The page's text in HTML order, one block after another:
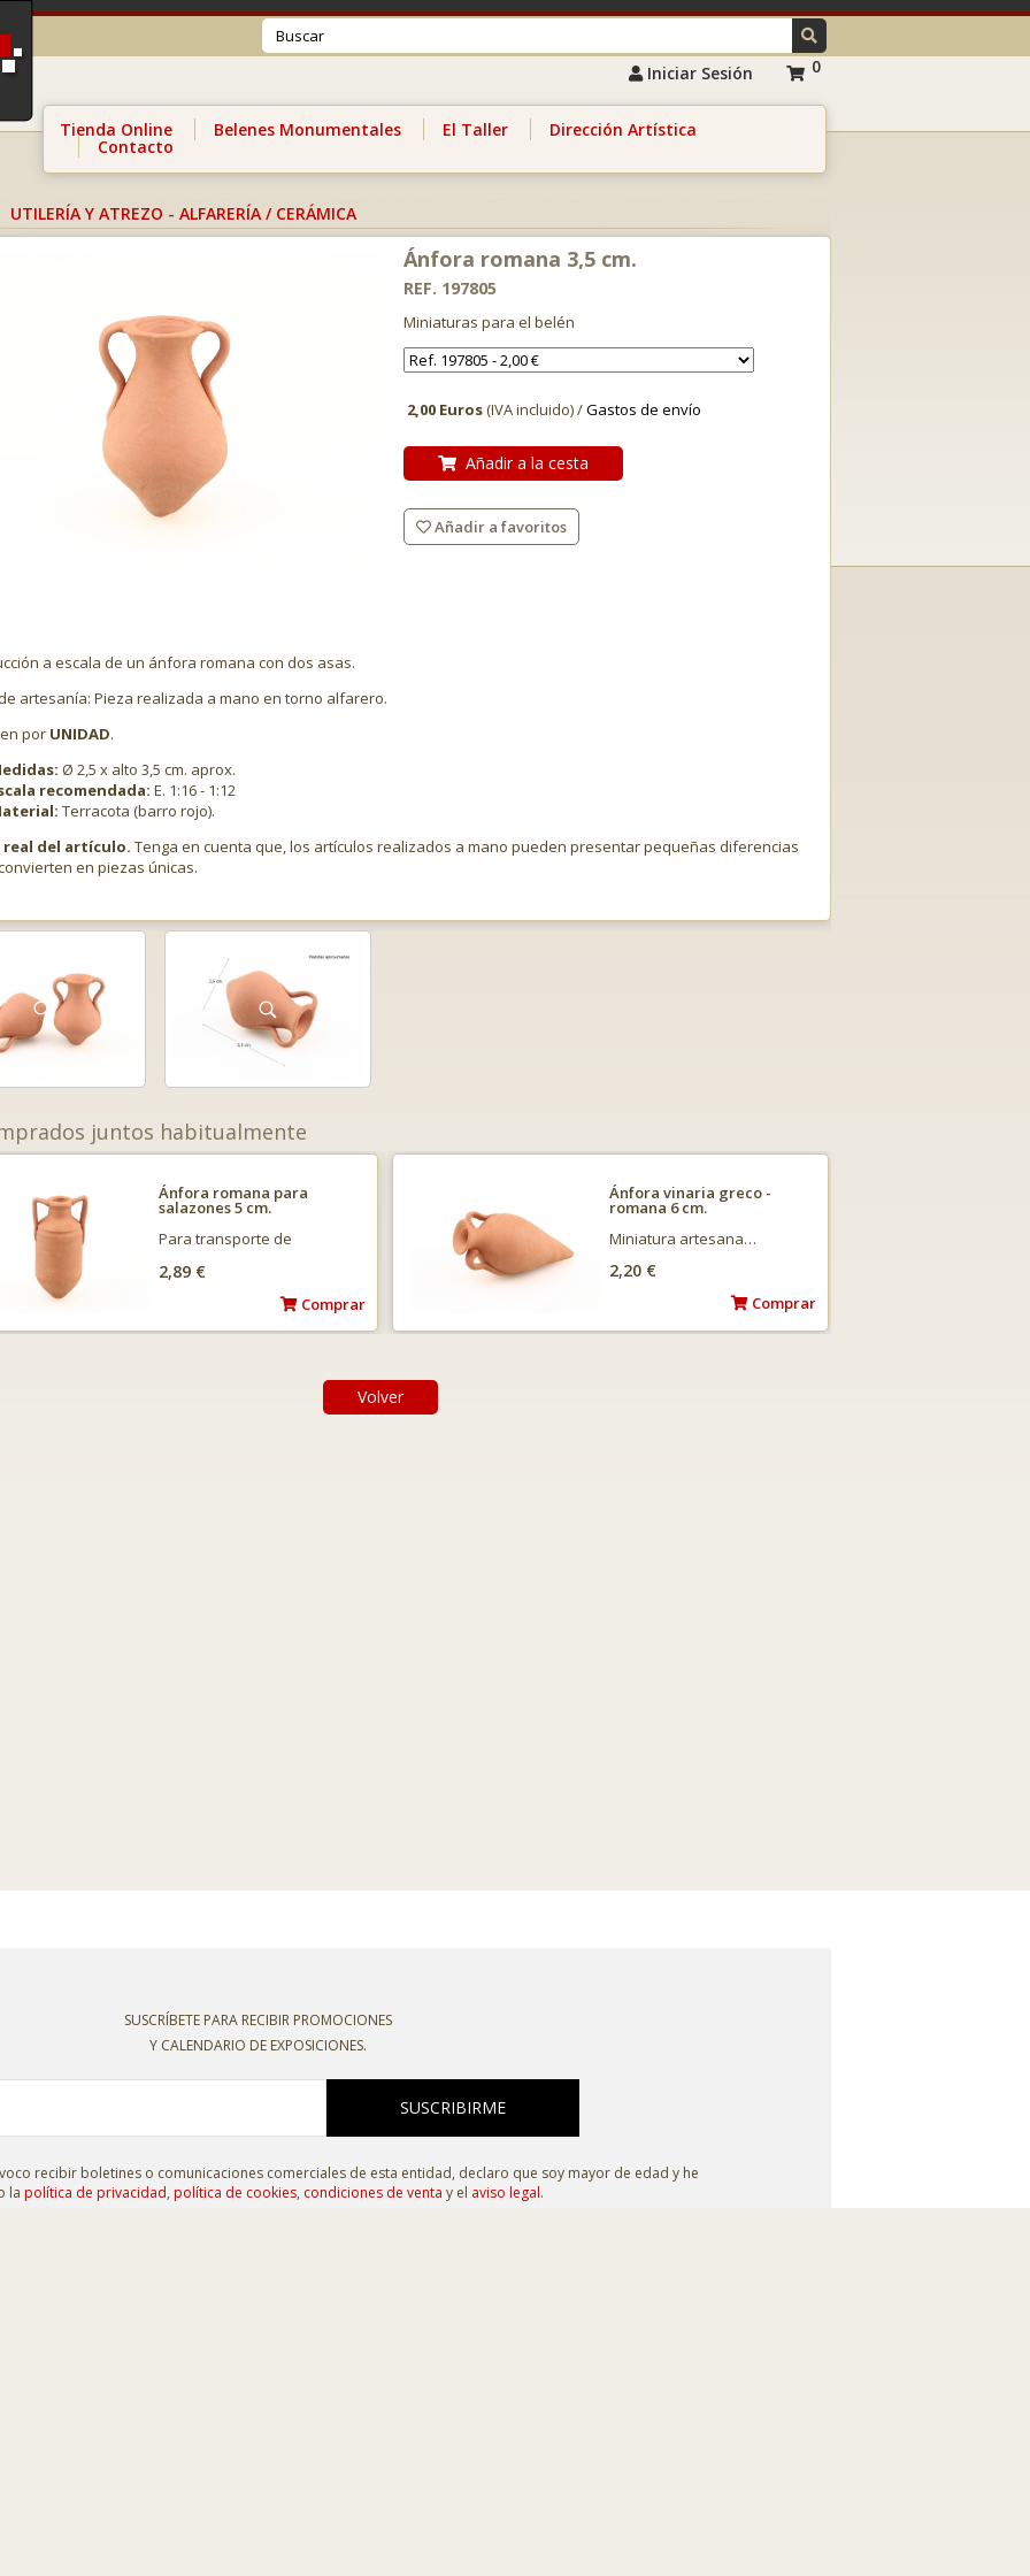
Iniciar Sesión 0
Tienda Online Belenes Monumentales El Taller Dirección Artística
Contacto
UTILERÍA Y ATREZO - ALFARERÍA / CERÁMICA
Ánfora romana 3,5 cm.
REF. 197805
Miniaturas para el belén
2,00 Euros(IVA incluido) /Gastos de envío
Añadir a la cesta
Añadir a favoritos
a escala de un ánfora romana con dos asas.
artesanía: Pieza realizada a mano en torno alfarero.
por UNIDAD.
Ø 2,5 x alto 3,5 cm. aprox.
recomendada: E. 1:16 - 1:12
Terracota (barro rojo).
real del artículo. Tenga en cuenta que, los artículos realizados a mano pueden presentar pequeñas diferencias
en piezas únicas.
juntos habitualmente
Ánfora romana para
salazones 5 cm.
Para transporte de
2,89 €
Comprar
Ánfora vinaria greco -
romana 6 cm.
Miniatura artesana…
2,20 €
Comprar
Volver
SUSCRÍBETE PARA RECIBIR PROMOCIONES
Y CALENDARIO DE EXPOSICIONES.
SUSCRIBIRME
recibir boletines o comunicaciones comerciales de esta entidad, declaro que soy mayor de edad y he
la política de privacidad, política de cookies, condiciones de venta y el aviso legal.